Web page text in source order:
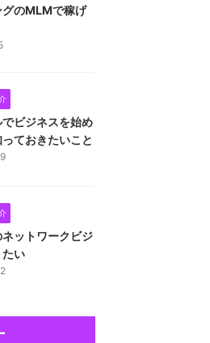
グのMLMで稼げ
ビジネスを始め
ておきたいこと
ネットワークビジ
い